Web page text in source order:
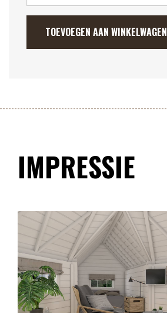
9.2m2
dubbele
uitbouw
TOEVOEGEN AAN WINKELWAGEN
IMPRESSIE